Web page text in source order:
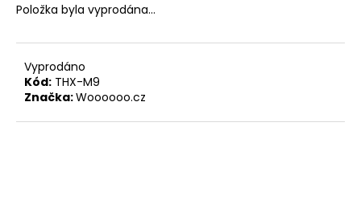
Položka byla vyprodána…
Vyprodáno
Kód: THX-M9
Značka:Woooooo.cz
j
m
e
DESKA